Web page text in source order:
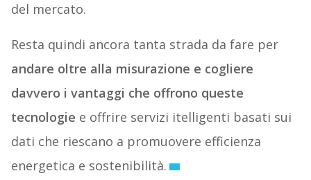
del mercato.
Resta quindi ancora tanta strada da fare per
andare oltre alla misurazione e cogliere
davvero i vantaggi che offrono queste
tecnologie e offrire servizi itelligenti basati sui
dati che riescano a promuovere efficienza
energetica e sostenibilità.